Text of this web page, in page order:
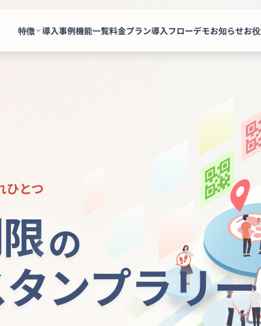
特徴 導入事例機能一覧料金プラン導入フローデモお知らせお
ひとつ
の
ンプラリー